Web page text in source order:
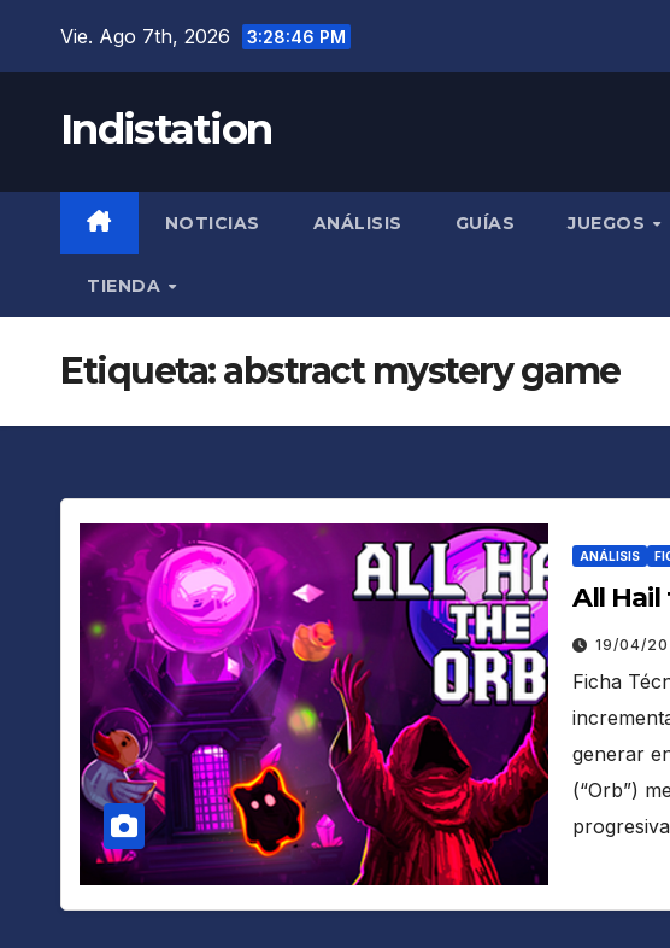
Vie. Ago 7th, 2026 3:28:47 PM
Indistation
NOTICIAS ANÁLISIS GUÍAS JUEGOS
TIENDA
Etiqueta:abstract mystery game
ANÁLISIS
All
19/04/
Ficha
generar
(“Orb”)